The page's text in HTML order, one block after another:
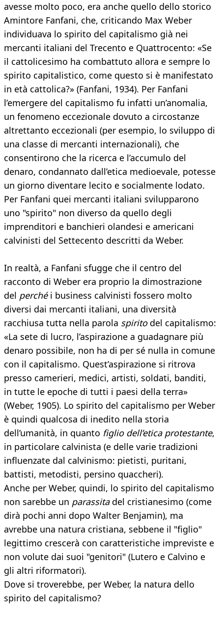
avesse molto poco, era anche quello dello storico
Amintore Fanfani, che, criticando Max Weber
individuava lo spirito del capitalismo già nei
mercanti italiani del Trecento e Quattrocento: «Se
il cattolicesimo ha combattuto allora e sempre lo
spirito capitalistico, come questo si è manifestato
in età cattolica?» (Fanfani, 1934). Per Fanfani
l’emergere del capitalismo fu infatti un’anomalia,
un fenomeno eccezionale dovuto a circostanze
altrettanto eccezionali (per esempio, lo sviluppo di
una classe di mercanti internazionali), che
consentirono che la ricerca e l’accumulo del
denaro, condannato dall’etica medioevale, potesse
un giorno diventare lecito e socialmente lodato.
Per Fanfani quei mercanti italiani svilupparono
uno "spirito" non diverso da quello degli
imprenditori e banchieri olandesi e americani
calvinisti del Settecento descritti da Weber.
In realtà, a Fanfani sfugge che il centro del
racconto di Weber era proprio la dimostrazione
del perchéi business calvinisti fossero molto
diversi dai mercanti italiani, una diversità
racchiusa tutta nella parola spiritodel capitalismo:
«La sete di lucro, l’aspirazione a guadagnare più
denaro possibile, non ha di per sé nulla in comune
con il capitalismo. Quest’aspirazione si ritrova
presso camerieri, medici, artisti, soldati, banditi,
in tutte le epoche di tutti i paesi della terra»
(Weber, 1905). Lo spirito del capitalismo per Weber
è quindi qualcosa di inedito nella storia
dell’umanità, in quanto figlio dell’etica protestante,
in particolare calvinista (e delle varie tradizioni
influenzate dal calvinismo: pietisti, puritani,
battisti, metodisti, persino quaccheri).
Anche per Weber, quindi, lo spirito del capitalismo
non sarebbe un parassitadel cristianesimo (come
dirà pochi anni dopo Walter Benjamin), ma
avrebbe una natura cristiana, sebbene il "figlio"
legittimo crescerà con caratteristiche impreviste e
non volute dai suoi "genitori" (Lutero e Calvino e
gli altri riformatori).
Dove si troverebbe, per Weber, la natura dello
spirito del capitalismo?